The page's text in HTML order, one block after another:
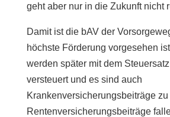
geht aber nur in die Zukunft nicht
Damit ist die bAV der
höchste Förderung vorgesehen
werden später mit dem
versteuert und es sind auch
Krankenversicherungsbeiträge
Rentenversicherungsbeiträge